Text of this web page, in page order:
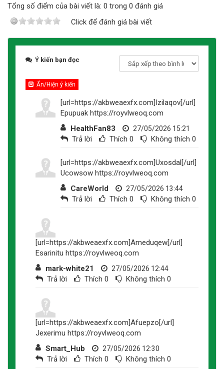
Tổng số điểm của bài viết là: 0 trong 0 đánh giá
Click để đánh giá bài viết
Ý kiến bạn đọc
Ẩn/Hiện ý kiến
[url=https://akbweaexfx.com]Izilaqov[/url]
Epupuak https://royvlweoq.com
HealthFan83
27/05/2026 15:21
Trả lời Thích 0 Không thích 0
[url=https://akbweaexfx.com]Uxosdal[/url]
Ucowsow https://royvlweoq.com
CareWorld
27/05/2026 13:44
Trả lời Thích 0 Không thích 0
[url=https://akbweaexfx.com]Ameduqew[/url]
Esarinitu https://royvlweoq.com
mark-white21
27/05/2026 12:44
Trả lời Thích 0 Không thích 0
[url=https://akbweaexfx.com]Afuepzo[/url]
Jexerimu https://royvlweoq.com
Smart_Hub
27/05/2026 12:30
Trả lời Thích 0 Không thích 0